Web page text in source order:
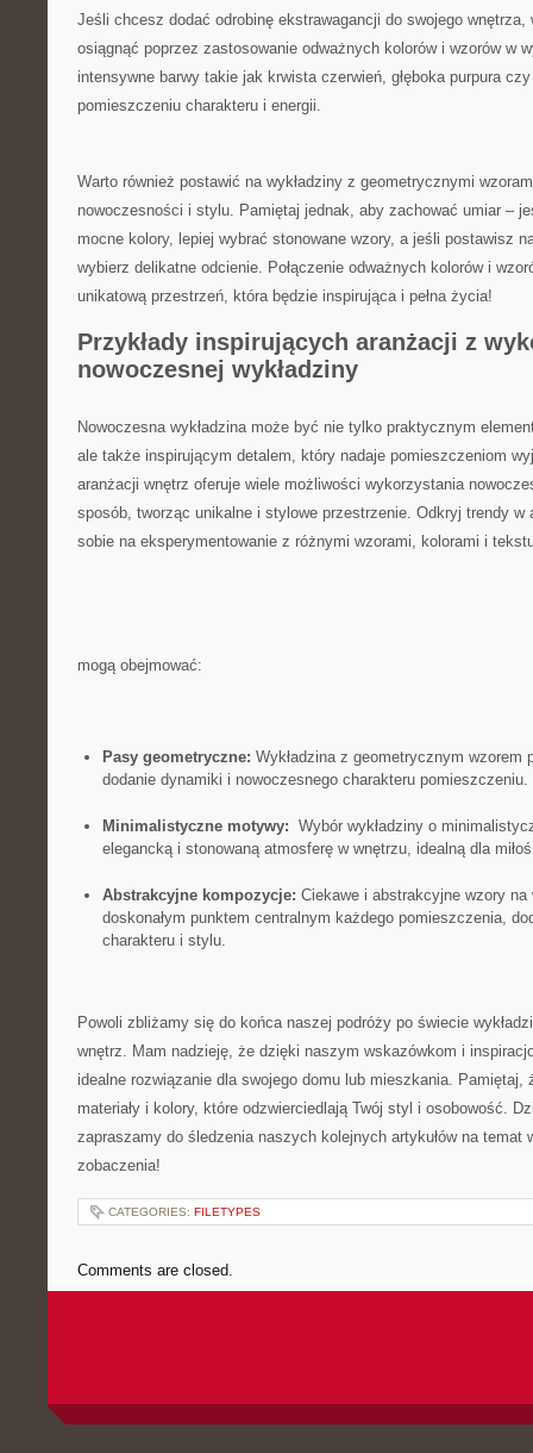
Jeśli chcesz ​dodać odrobinę ekstrawagancji⁣ do swojego wnętrza,
osiągnąć poprzez zastosowanie odważnych​ kolorów i wzorów w
intensywne barwy takie jak krwista czerwień, głęboka purpura
pomieszczeniu charakteru i ​energii.
Warto również postawić na wykładziny z geometrycznymi
nowoczesności i stylu. ‌Pamiętaj jednak, aby zachować umiar –
mocne kolory, lepiej wybrać stonowane wzory, a jeśli postawisz
wybierz delikatne ⁢odcienie. Połączenie odważnych kolorów i
unikatową przestrzeń, która będzie inspirująca i pełna życia!
Przykłady inspirujących aranżacji z
nowoczesnej wykładziny
Nowoczesna wykładzina może być nie tylko praktycznym
ale także inspirującym detalem, który nadaje pomieszczeniom
aranżacji wnętrz oferuje wiele‍ możliwości ⁣wykorzystania
sposób, tworząc unikalne i stylowe przestrzenie. Odkryj trendy w
sobie na‌ eksperymentowanie z różnymi wzorami, kolorami i
mogą‌ obejmować:
Pasy ⁣geometryczne: ⁢Wykładzina z geometrycznym wzorem
dodanie dynamiki i nowoczesnego charakteru pomieszczeniu.
Minimalistyczne ⁣motywy:
Wybór wykładziny ‍o
elegancką i stonowaną atmosferę w​ wnętrzu, idealną dla
Abstrakcyjne kompozycje: Ciekawe i abstrakcyjne wzory na
doskonałym punktem centralnym każdego pomieszczenia,
charakteru ⁤i stylu.
Powoli zbliżamy się do końca naszej podróży po ‍świecie
wnętrz. Mam nadzieję, że dzięki naszym wskazówkom i
idealne rozwiązanie⁤ dla swojego domu lub⁢ mieszkania. Pamiętaj,
‍materiały i kolory, które odzwierciedlają Twój styl i osobowość.‌
zapraszamy do śledzenia naszych kolejnych artykułów na temat
zobaczenia!
CATEGORIES: FILETYPES
Comments are closed.